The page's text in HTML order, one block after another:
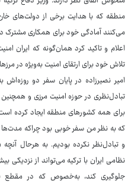
منطقه که با هدایت برخی از دولت‌های
می‌کنند آمادگی خود برای همکاری مشترک در
اعلام و تاکید کرد همان‌گونه که ایران
تلاش خود برای ارتقای امنیت به‌ویژه در
امیر نصیرزاده در پایان سفر دو روزه‌اش
تبادل‌نظری در حوزه امنیت مرزی و همچنین
برای همه کشورهای منطقه ایجاد کرده
که به نظر من سفر خوبی بود چراکه مدت‌ها
و تبادل‌نظر نکرده بودیم. به هرحال
نظامی ایران با ترکیه می‌تواند از نزدیکی
جلوگیری کند، به‌خصوص که در مقطع